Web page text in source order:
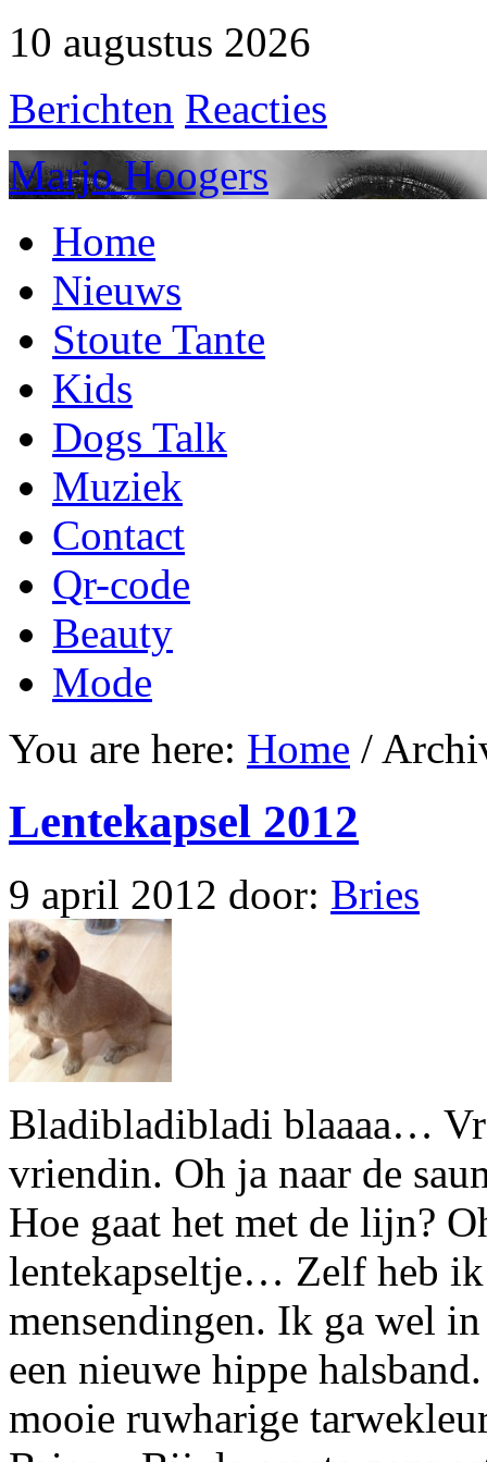
10 augustus 2026
Berichten Reacties
Marjo Hoogers
Home
Nieuws
Stoute Tante
Kids
Dogs Talk
Muziek
Contact
Qr-code
Beauty
Mode
You are here: Home /
Lentekapsel 2012
9 april 2012 door: Bries
Bladibladibladi blaaaa…
vriendin. Oh ja naar de
Hoe gaat het met de lijn?
lentekapseltje… Zelf heb
mensendingen. Ik ga wel
een nieuwe hippe
mooie ruwharige